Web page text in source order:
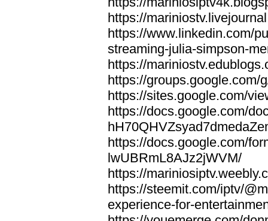
https://
https://www.linkedin.com/
streaming-julia-simpson-
https://
https://groups.google.com/
https://sites.google.com/
https://docs.google.com/
https://docs.google.com/
lwUBRmL8AJz2jWVM/
https://
https://steemit.com/iptv/
experience-for-